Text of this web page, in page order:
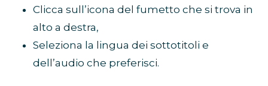
Clicca sull’icona del fumetto che si trova in
alto a destra,
Seleziona la lingua dei sottotitoli e
dell’audio che preferisci.